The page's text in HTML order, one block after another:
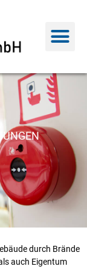
durch Brände
auch Eigentum